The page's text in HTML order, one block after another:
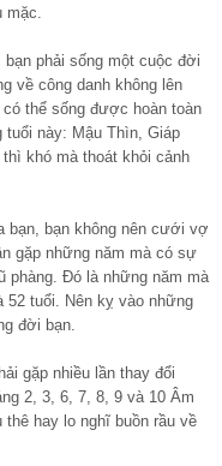
mặc.
phải sống một cuộc đời
về công danh không lên
thể sống được hoàn toàn
này: Mậu Thìn, Giáp
khó mà thoát khỏi cảnh
bạn, bạn không nên cưới vợ
gặp những năm mà có sự
phàng. Đó là những năm mà
52 tuổi. Nên kỵ vào những
đời bạn.
gặp nhiều lần thay đổi
2, 3, 6, 7, 8, 9 và 10 Âm
hay lo nghĩ buồn rầu về